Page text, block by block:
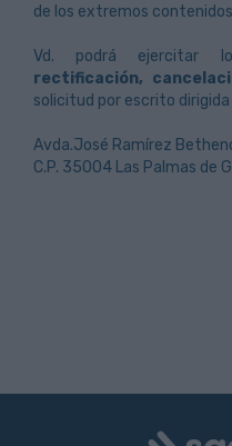
de los extremos
Vd. podrá ejercitar
rectificación,
solicitud por escrito dirigida
Avda.José Ramírez
C.P. 35004 Las Palmas de